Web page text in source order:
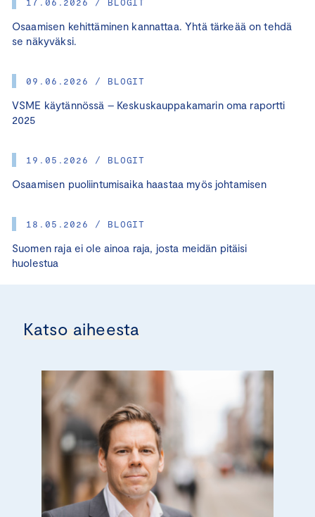
Osaamisen kehittäminen kannattaa. Yhtä tärkeää on tehdä
se näkyväksi.
09.06.2026 / BLOGIT
VSME käytännössä – Keskuskauppakamarin oma raportti
2025
19.05.2026 / BLOGIT
Osaamisen puoliintumisaika haastaa myös johtamisen
18.05.2026 / BLOGIT
Suomen raja ei ole ainoa raja, josta meidän pitäisi
huolestua
Katso aiheesta